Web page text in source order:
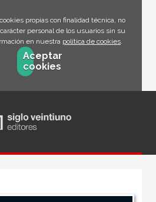
propias con finalidad técnica, no
personal de los usuarios sin su
en nuestra política de cookies.
Aceptar
cookies